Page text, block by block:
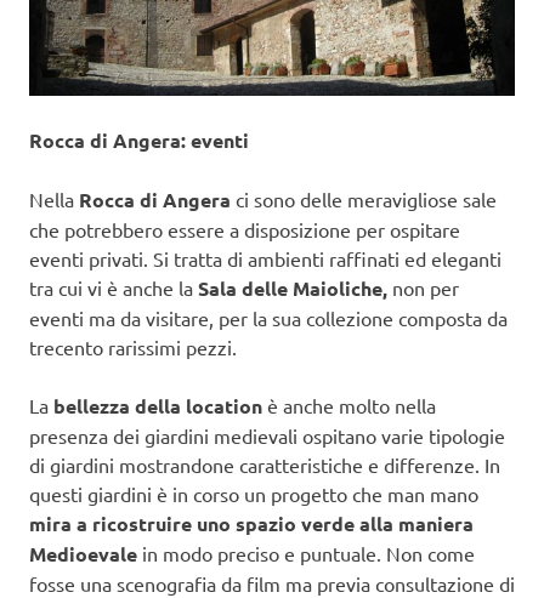
Rocca di Angera: eventi
Nella Rocca di Angera ci sono delle meravigliose sale
che potrebbero essere a disposizione per ospitare
eventi privati. Si tratta di ambienti raffinati ed eleganti
tra cui vi è anche la Sala delle Maioliche, non per
eventi ma da visitare, per la sua collezione composta da
trecento rarissimi pezzi.
La bellezza della location è anche molto nella
presenza dei giardini medievali ospitano varie tipologie
di giardini mostrandone caratteristiche e differenze. In
questi giardini è in corso un progetto che man mano
mira a ricostruire uno spazio verde alla maniera
Medioevale in modo preciso e puntuale. Non come
fosse una scenografia da film ma previa consultazione di